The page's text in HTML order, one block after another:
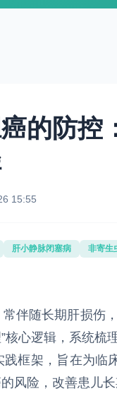
的防控
15:55
肝小静脉闭塞病 非寄生
随长期肝损伤
心逻辑，系统梳
框架，旨在为临
风险，改善患儿长